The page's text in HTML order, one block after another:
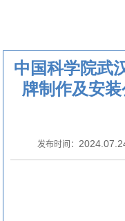
中国科学院武
牌制作及安
发布时间：